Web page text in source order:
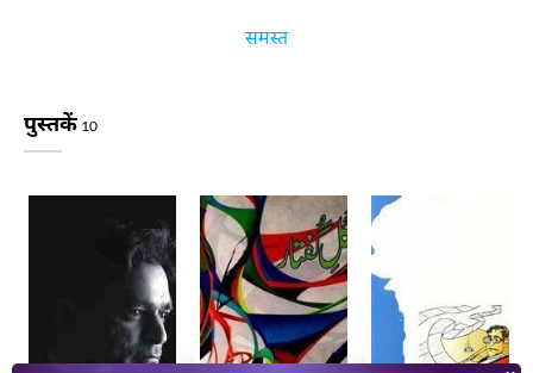
समस्त
पुस्तकें 10